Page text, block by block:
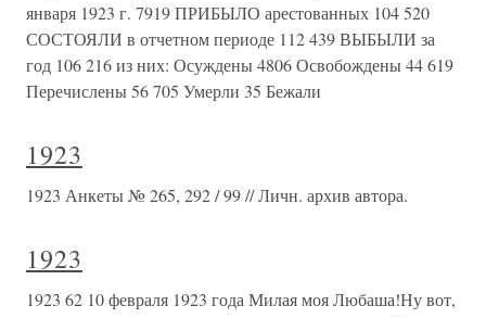
января 1923 г. 7919 ПРИБЫЛО арестованных 104 520
СОСТОЯЛИ в отчетном периоде 112 439 ВЫБЫЛИ за
год 106 216 из них: Осуждены 4806 Освобождены 44 619
Перечислены 56 705 Умерли 35 Бежали
1923
1923 Анкеты № 265, 292 / 99 // Личн. архив автора.
1923
1923 62 10 февраля 1923 года Милая моя Любаша!Ну вот,